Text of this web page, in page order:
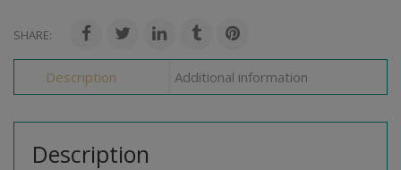
SHARE:
Description Additional information
Description